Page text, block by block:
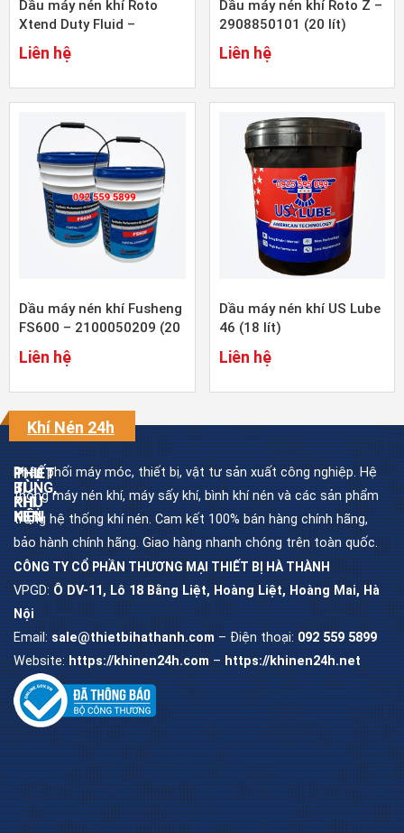
Dầu máy nén khí Roto
Xtend Duty Fluid –
2901170100 (20 lít)
Liên hệ
Dầu máy nén khí Roto Z –
2908850101 (20 lít)
Liên hệ
Dầu máy nén khí Fusheng
FS600 – 2100050209 (20
lít)
Liên hệ
Dầu máy nén khí US Lube
46 (18 lít)
Liên hệ
Khí Nén 24h
Phân phối máy móc, thiết bị, vật tư sản xuất công nghiệp. Hệ
thống máy nén khí, máy sấy khí, bình khí nén và các sản phẩm
trong hệ thống khí nén. Cam kết 100% bán hàng chính hãng,
bảo hành chính hãng. Giao hàng nhanh chóng trên toàn quốc.
CÔNG TY CỔ PHẦN THƯƠNG MẠI THIẾT BỊ HÀ THÀNH
VPGD: Ô DV-11, Lô 18 Bằng Liệt, Hoàng Liệt, Hoàng Mai, Hà
Nội
Email:sale@thietbihathanh.com– Điện thoại: 092 559 5899
Website: https://khinen24h.com–https://khinen24h.net
THIẾT
BỊ
KHÍ
NÉN
Máy
nén
khí
trục
vít
Máy
nén
khí
piston
Máy
sấy
khí
Bình
chứa
nén
Bộ
lọc
khí
PHỤ
TÙNG,
PHỤ
KIỆN
Dầu
máy
nén
khí
Lọc
dầu
máy
trục
vít
Lọc
khí
máy
trục
vít
Lọc
tách
máy
trục
vít